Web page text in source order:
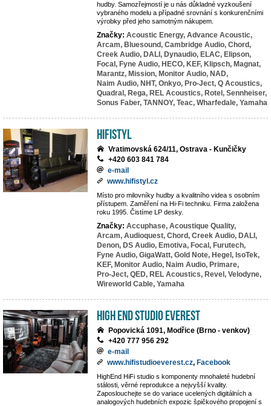
hudby. Samozřejmostí je u nás důkladné vyzkoušení
vybraného modelu a případné srovnání s konkurenčními
výrobky před jeho samotným nákupem.
Značky: Acoustic Energy, Advance Acoustic,
Arcam, Bluesound, Cambridge Audio, Chord,
Creek Audio, DALI, Dynaudio, ELAC, Elipson,
Focal, Fyne Audio, HECO, KEF, Klipsch, Magnat,
Marantz, Mission, Monitor Audio, NAD,
Naim Audio, NHT, Onkyo, Pro-Ject, Q Acoustics,
Quadral, Rega, REL Acoustics, Rotel, Sennheiser,
Sonus Faber, TANNOY, Teac, Wharfedale, Yamaha
HiFiStyl
Vratimovská 624/11, Ostrava - Kunčičky
+420 603 841 784
e-mail
www.hifistyl.cz
Místo pro milovníky hudby a kvalitního videa s osobním
přístupem. Zaměření na Hi-Fi techniku. Firma založena
roku 1995. Čistíme LP desky.
Značky: Accuphase, Acoustique Quality,
Arcam, Audioquest, Chord, Creek Audio, DALI,
Denon, DS Audio, Emotiva, Focal, Furutech,
Fyne Audio, GigaWatt, Gold Note, Hegel, IsoTek,
KEF, Monitor Audio, Naim Audio, Primare,
Pro-Ject, QED, REL Acoustics, Revel, Velodyne,
Wireworld Cable, Yamaha
High End Studio EVEREST
Popovická 1091, Modřice (Brno - venkov)
+420 777 956 292
e-mail
www.hifistudioeverest.cz, Facebook
HighEnd HiFi studio s komponenty mnohaleté hudební
stálosti, věrné reprodukce a nejvyšší kvality.
Zaposlouchejte se do variace ucelených digitálních a
analogových hudebních expozic špičkového propojení s